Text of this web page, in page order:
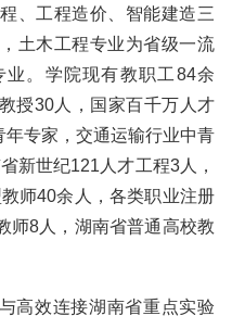
、工程造价、智能建造三
土木工程专业为省级一流
。学院现有教职工84余
授30人，国家百千万人才
专家，交通运输行业中青
新世纪121人才工程3人，
师40余人，各类职业注册
师8人，湖南省普通高校教
高效连接湖南省重点实验